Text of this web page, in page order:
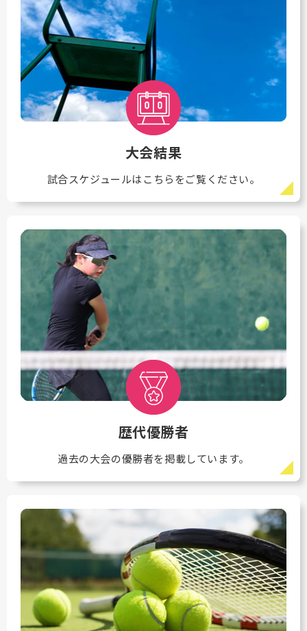
大会結果
試合スケジュールはこちらをご覧ください。
歴代優勝者
過去の大会の優勝者を掲載しています。